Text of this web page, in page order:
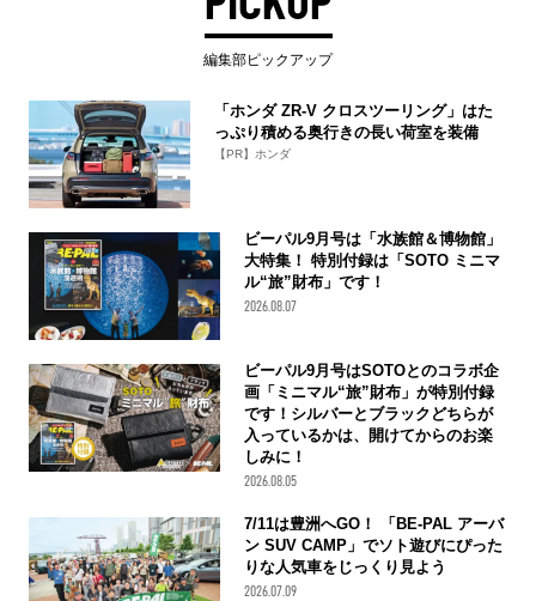
編集部ピックアップ
「ホンダ ZR-V クロスツーリング」はた
っぷり積める奥行きの長い荷室を装備
【PR】ホンダ
ビーパル9月号は「水族館＆博物館」
大特集！ 特別付録は「SOTO ミニマ
ル“旅”財布」です！
2026.08.07
ビーパル9月号はSOTOとのコラボ企
画「ミニマル“旅”財布」が特別付録
です！シルバーとブラックどちらが
入っているかは、開けてからのお楽
しみに！
2026.08.05
7/11は豊洲へGO！ 「BE-PAL アーバ
ン SUV CAMP」でソト遊びにぴった
りな人気車をじっくり見よう
2026.07.09